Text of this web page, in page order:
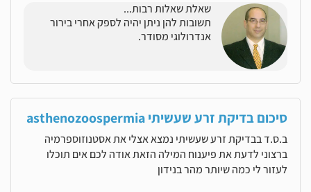
שאלת שאלות רבות...
תשובות להן ניתן יהיה לספק אחרי בירור
אנדרולוגי מסודר.
סיכום בדיקת זרע שעשיתי asthenozoospermia
ב.ס.ד בבדיקת זרע שעשיתי נמצא אצלי את אסטנוזוספרמיה
ברצוני לדעת את פיענוח המילה הזאת אודה לכם אים תוכלו
לעזור לי כמה שיותר מהר בנידון